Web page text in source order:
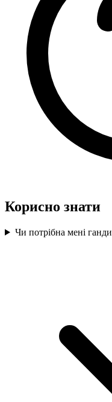
Корисно знати
Чи потрібна мені